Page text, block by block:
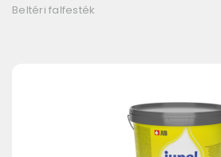
Beltéri falfesték